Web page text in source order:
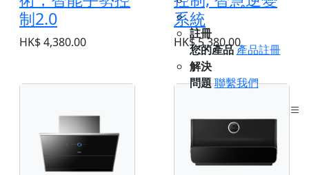
註冊
您的產品產品註冊
解決
問題聯繫我們
制2.0
HK$ 4,380.00
系統
HK$ 5,380.00